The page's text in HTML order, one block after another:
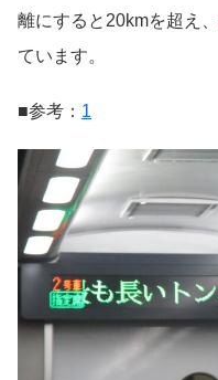
離にすると20kmを超え、
ています。
■参考： 1